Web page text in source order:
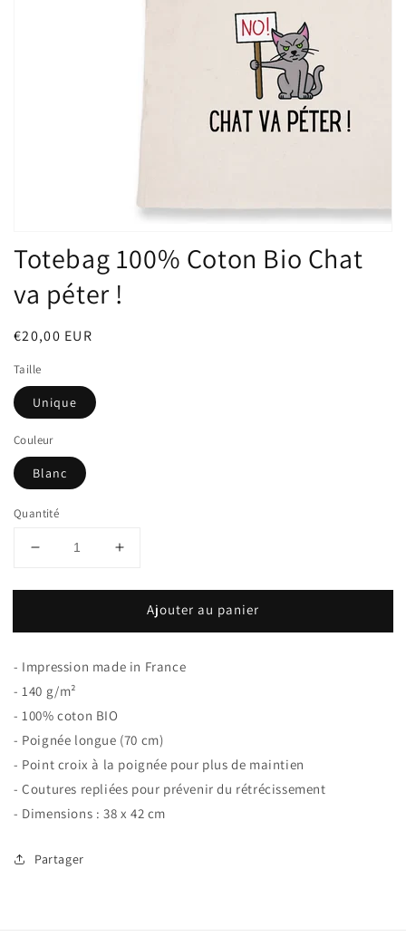
Totebag 100% Coton Bio Chat
va péter !
Prix
€20,00 EUR
Taille
Unique
Couleur
Blanc
Quantité
Réduire
quantité
Totebag
Coton
Bio
Chat
va
péter
!
Augmenter
quantité
Totebag
Coton
péter
!
Ajouter au panier
- Impression made in France
- 140 g/m²
- 100% coton BIO
- Poignée longue (70 cm)
- Point croix à la poignée pour plus de maintien
- Coutures repliées pour prévenir du rétrécissement
- Dimensions : 38 x 42 cm
Partager